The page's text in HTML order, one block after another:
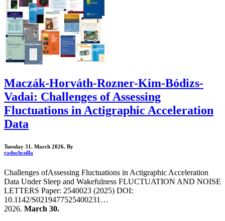
Maczák-Horváth-Rozner-Kim-Bódizs-
Vadai: Challenges of Assessing
Fluctuations in Actigraphic Acceleration
Data
Tuesday 31. March 2026. By
raduchcsilla
Challenges ofAssessing Fluctuations in Actigraphic Acceleration
Data Under Sleep and Wakefulness FLUCTUATION AND NOISE
LETTERS Paper: 2540023 (2025) DOI:
10.1142/S0219477525400231…
2026. March 30.